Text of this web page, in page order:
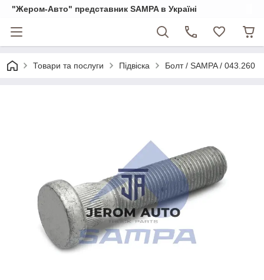
"Жером-Авто" представник SAMPA в Україні
Товари та послуги Підвіска Болт / SAMPA / 043.260